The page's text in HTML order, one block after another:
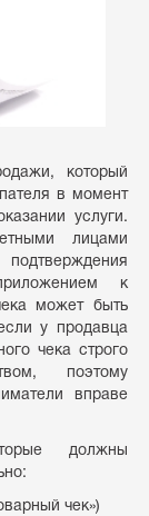
который
в момент
услуги.
лицами
к
может быть
у продавца
чека строго
поэтому
вправе
должны
чек»)